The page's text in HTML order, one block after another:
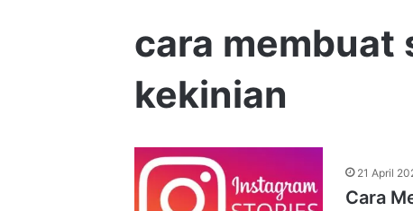
cara membuat
kekinian
21 April
Cara